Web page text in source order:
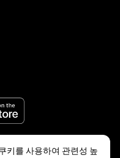
키를 사용하여 관련성 높